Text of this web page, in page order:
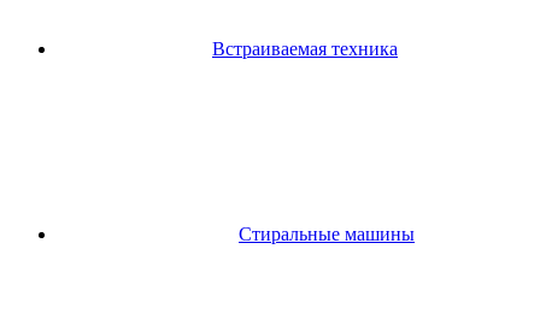
Встраиваемая техника
Стиральные машины